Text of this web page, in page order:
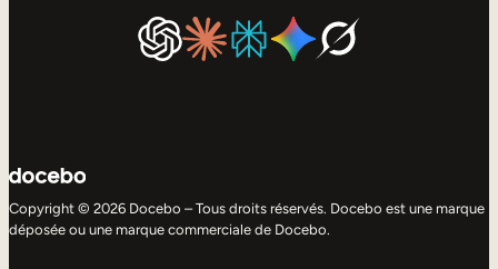
Copyright © 2026 Docebo – Tous droits réservés. Docebo est une marque
déposée ou une marque commerciale de Docebo.